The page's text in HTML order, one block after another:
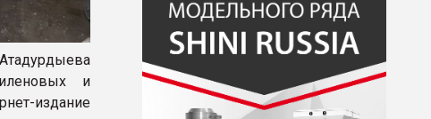
и
издание